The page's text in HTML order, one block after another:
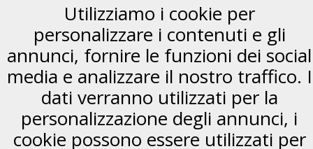
Utilizziamo i cookie per
personalizzare i contenuti e gli
annunci, fornire le funzioni dei social
media e analizzare il nostro traffico. I
dati verranno utilizzati per la
personalizzazione degli annunci, i
cookie possono essere utilizzati per